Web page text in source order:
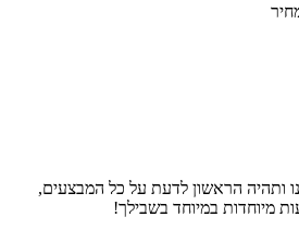
הראשון לדעת על כל המבצעים,
במיוחד בשבילך!